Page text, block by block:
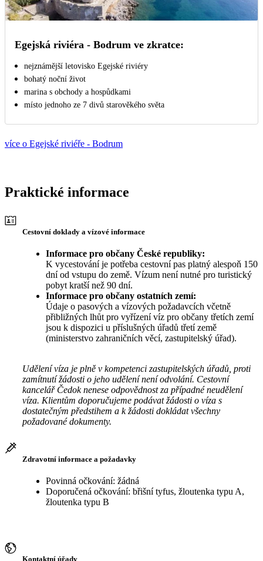
Egejská riviéra - Bodrum ve zkratce:
nejznámější letovisko Egejské riviéry
bohatý noční život
marina s obchody a hospůdkami
místo jednoho ze 7 divů starověkého světa
více o Egejské riviéře - Bodrum
Praktické informace
Cestovní doklady a vízové informace
Informace pro občany České republiky:
K vycestování je potřeba cestovní pas platný alespoň 150
dní od vstupu do země. Vízum není nutné pro turistický
pobyt kratší než 90 dní.
Informace pro občany ostatních zemí:
Údaje o pasových a vízových požadavcích včetně
přibližných lhůt pro vyřízení víz pro občany třetích zemí
jsou k dispozici u příslušných úřadů třetí země
(ministerstvo zahraničních věcí, zastupitelský úřad).
Udělení víza je plně v kompetenci zastupitelských úřadů, proti
zamítnutí žádosti o jeho udělení není odvolání. Cestovní
kancelář Čedok nenese odpovědnost za případné neudělení
víza. Klientům doporučujeme podávat žádosti o víza s
dostatečným předstihem a k žádosti dokládat všechny
požadované dokumenty.
Zdravotní informace a požadavky
Povinná očkování: žádná
Doporučená očkování: břišní tyfus, žloutenka typu A,
žloutenka typu B
Kontaktní úřady